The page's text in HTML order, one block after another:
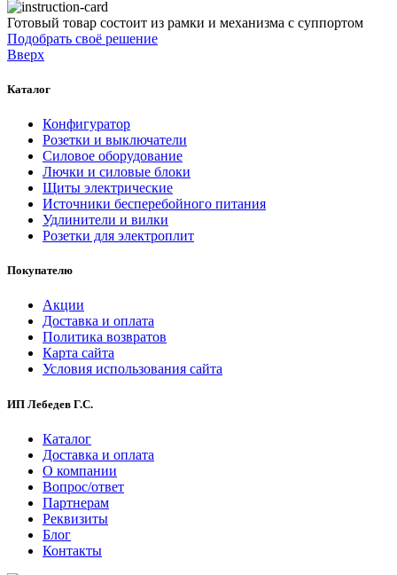
Готовый товар состоит из рамки и механизма с суппортом
Подобрать своё решение
Вверх
Каталог
Конфигуратор
Розетки и выключатели
Силовое оборудование
Лючки и силовые блоки
Щиты электрические
Источники бесперебойного питания
Удлинители и вилки
Розетки для электроплит
Покупателю
Акции
Доставка и оплата
Политика возвратов
Карта сайта
Условия использования сайта
ИП Лебедев Г.С.
Каталог
Доставка и оплата
О компании
Вопрос/ответ
Партнерам
Реквизиты
Блог
Контакты